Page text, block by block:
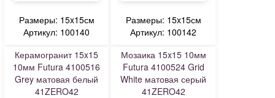
Размеры: 15x15см
Артикул: 100140
Размеры: 15x15см
Артикул: 100142
Керамогранит 15x15
10мм Futura 4100516
Grey матовая белый
41ZERO42
Мозаика 15x15 10мм
Futura 4100524 Grid
White матовая серый
41ZERO42